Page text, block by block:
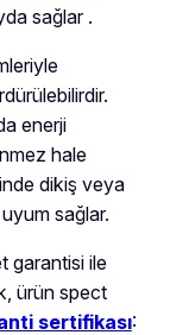
sağlar .
enerji
hale
dikiş veya
sağlar.
garantisi ile
ürün spect
sertifikası: